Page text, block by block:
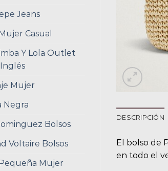
Jeans
Casual
Y Lola Outlet
Mujer
Negra
Bolsos
Voltaire Bolsos
Mujer
DESCRIPCIÓN
El bolso de
en todo el